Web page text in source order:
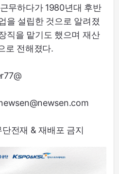
무하다가 1980년대 후반
을 설립한 것으로 알려졌
직을 맡기도 했으며 재산
로 전해졌다.
전재 & 재배포 금지